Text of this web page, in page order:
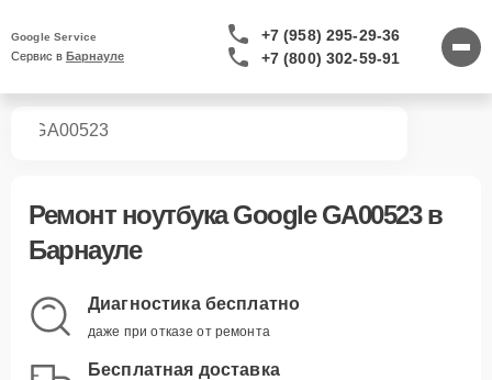
Google Service
Сервис в Барнауле
+7 (958) 295-29-36
+7 (800) 302-59-91
GA00523
Ремонт ноутбука Google GA00523в
Барнауле
Диагностика бесплатно
даже при отказе от ремонта
Бесплатная доставка